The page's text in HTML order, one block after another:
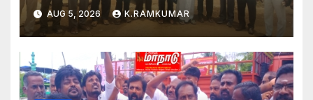
AUG 5, 2026 K.RAMKUMAR